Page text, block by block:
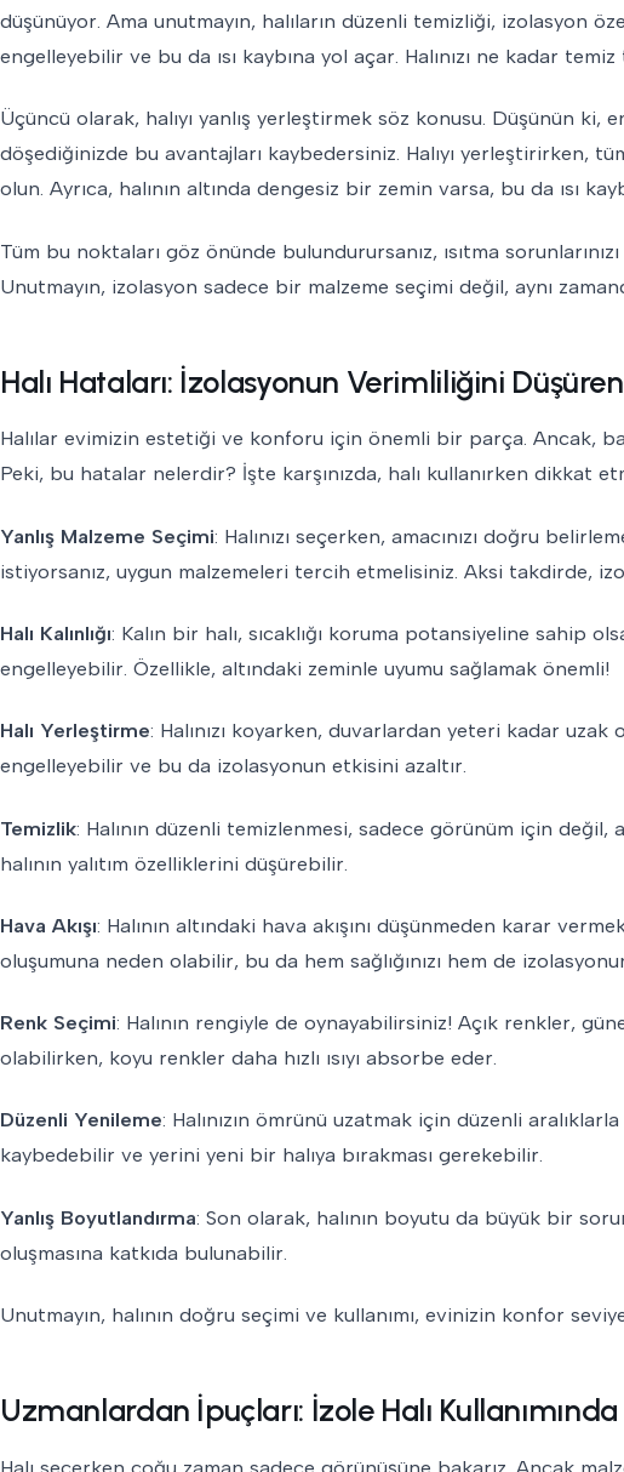
düşünüyor. Ama unutmayın, halıların düzenli temizliği, izolasyon
engelleyebilir ve bu da ısı kaybına yol açar. Halınızı ne kadar
Üçüncü olarak, halıyı yanlış yerleştirmek söz konusu. Düşünün ki,
döşediğinizde bu avantajları kaybedersiniz. Halıyı yerleştirirken,
olun. Ayrıca, halının altında dengesiz bir zemin varsa, bu da ısı
Tüm bu noktaları göz önünde bulundurursanız, ısıtma
Unutmayın, izolasyon sadece bir malzeme seçimi değil, aynı
Halı Hataları: İzolasyonun Verimliliğini
Halılar evimizin estetiği ve konforu için önemli bir parça. Ancak,
Peki, bu hatalar nelerdir? İşte karşınızda, halı kullanırken dikkat
Yanlış Malzeme Seçimi: Halınızı seçerken, amacınızı doğru
istiyorsanız, uygun malzemeleri tercih etmelisiniz. Aksi takdirde,
Halı Kalınlığı: Kalın bir halı, sıcaklığı koruma potansiyeline sahip
engelleyebilir. Özellikle, altındaki zeminle uyumu sağlamak önemli!
Halı Yerleştirme: Halınızı koyarken, duvarlardan yeteri kadar uzak
engelleyebilir ve bu da izolasyonun etkisini azaltır.
Temizlik: Halının düzenli temizlenmesi, sadece görünüm için değil,
halının yalıtım özelliklerini düşürebilir.
Hava Akışı: Halının altındaki hava akışını düşünmeden karar
oluşumuna neden olabilir, bu da hem sağlığınızı hem de
Renk Seçimi: Halının rengiyle de oynayabilirsiniz! Açık renkler,
olabilirken, koyu renkler daha hızlı ısıyı absorbe eder.
Düzenli Yenileme: Halınızın ömrünü uzatmak için düzenli
kaybedebilir ve yerini yeni bir halıya bırakması gerekebilir.
Yanlış Boyutlandırma: Son olarak, halının boyutu da büyük bir
oluşmasına katkıda bulunabilir.
Unutmayın, halının doğru seçimi ve kullanımı, evinizin konfor
Uzmanlardan İpuçları: İzole Halı
Halı seçerken çoğu zaman sadece görünüşüne bakarız. Ancak